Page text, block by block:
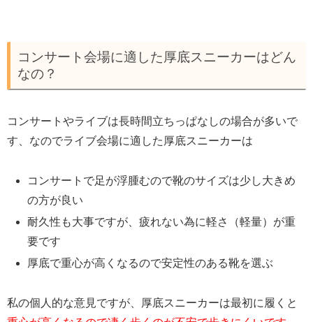
コンサート会場に適した厚底スニーカーはどん
なの？
コンサートやライブは長時間立ちっぱなしの場合が多いで
す、なのでライブ会場に適した厚底スニーカーは
コンサートで足が浮腫むので靴のサイズは少し大きめ
の方が良い
耐久性も大事ですが、疲れない為に軽さ（軽量）が重
要です
厚底で重心が高くなるので安定性のある靴を選ぶ
私の個人的な意見ですが、厚底スニーカーは最初に履くと